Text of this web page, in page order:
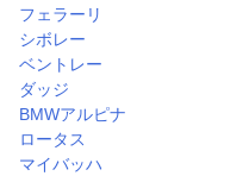
フェラーリ
シボレー
ベントレー
ダッジ
BMWアルピナ
ロータス
マイバッハ